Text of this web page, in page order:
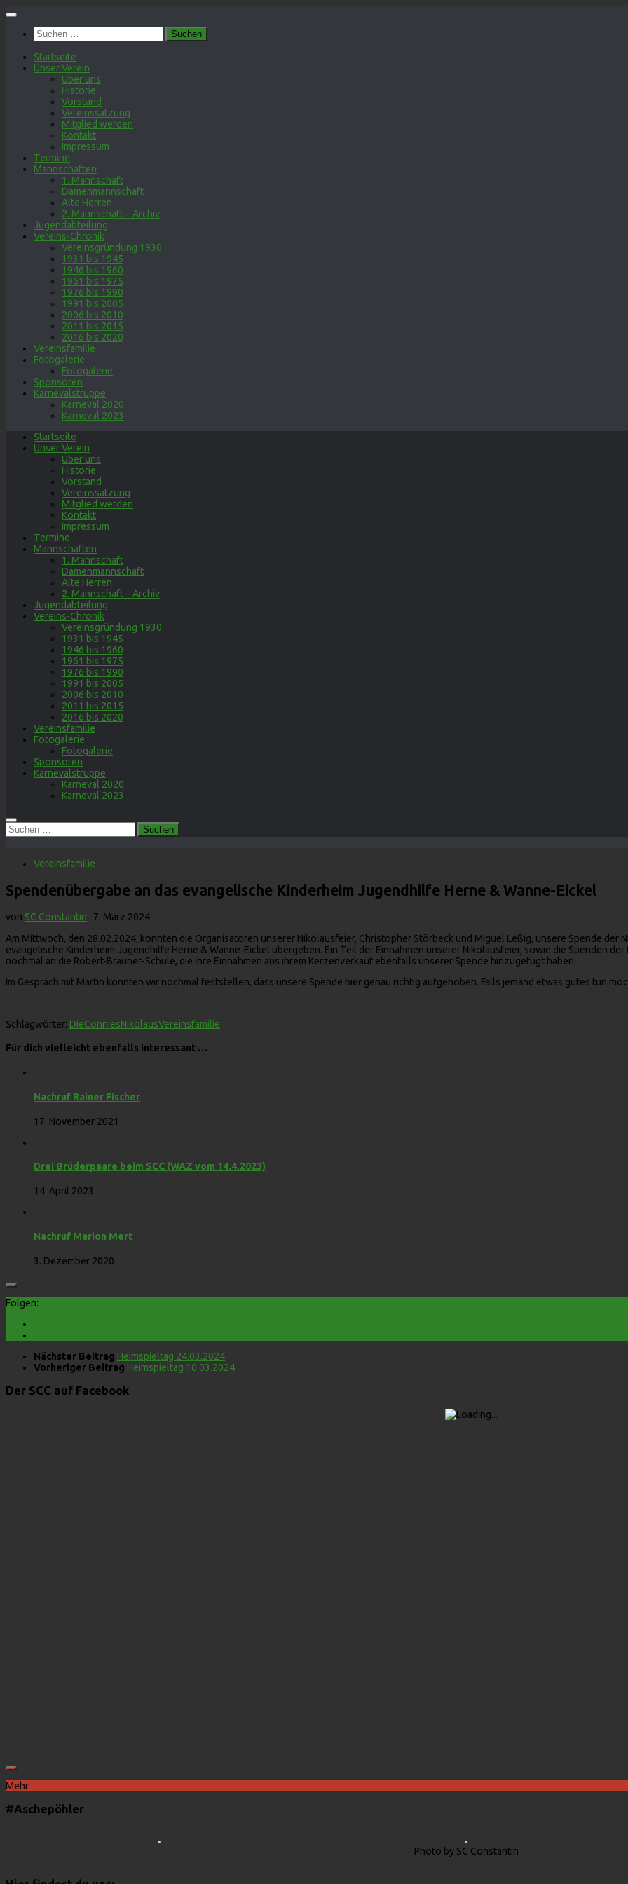
Zum
springenSuchen
nach:
Startseite
Unser Verein
Über uns
Historie
Vorstand
Vereinssatzung
Mitglied werden
Kontakt
Impressum
Termine
Mannschaften
1. Mannschaft
Damenmannschaft
Alte Herren
2. Mannschaft – Archiv
Jugendabteilung
Vereins-Chronik
Vereinsgründung 1930
1931 bis 1945
1946 bis 1960
1961 bis 1975
1976 bis 1990
1991 bis 2005
2006 bis 2010
2011 bis 2015
2016 bis 2020
Vereinsfamilie
Fotogalerie
Fotogalerie
Sponsoren
Karnevalstruppe
Karneval 2020
Karneval 2023
Startseite
Unser Verein
Über uns
Historie
Vorstand
Vereinssatzung
Mitglied werden
Kontakt
Impressum
Termine
Mannschaften
1. Mannschaft
Damenmannschaft
Alte Herren
2. Mannschaft – Archiv
Jugendabteilung
Vereins-Chronik
Vereinsgründung 1930
1931 bis 1945
1946 bis 1960
1961 bis 1975
1976 bis 1990
1991 bis 2005
2006 bis 2010
2011 bis 2015
2016 bis 2020
Vereinsfamilie
Fotogalerie
Fotogalerie
Sponsoren
Karnevalstruppe
Karneval 2020
Karneval 2023
Suchen
nach:
Vereinsfamilie
Spendenübergabe an das evangelische Kinderheim Jugendhilfe Herne & Wanne-Eickel
von SC Constantin · 7. März 2024
Am Mittwoch, den 28.02.2024, konnten die Organisatoren unserer Nikolausfeier, Christopher Störbeck und Miguel Leßig, unsere Spende
evangelische Kinderheim Jugendhilfe Herne & Wanne-Eickel übergeben. Ein Teil der Einnahmen unserer Nikolausfeier, sowie die Spenden
nochmal an die Robert-Brauner-Schule, die ihre Einnahmen aus ihrem Kerzenverkauf ebenfalls unserer Spende hinzugefügt haben.
Im Gespräch mit Martin konnten wir nochmal feststellen, dass unsere Spende hier genau richtig aufgehoben. Falls jemand etwas gutes tun
Schlagwörter: DieConniesNikolausVereinsfamilie
Für dich vielleicht ebenfalls interessant …
Nachruf Rainer Fischer
17. November 2021
Drei Brüderpaare beim SCC (WAZ vom 14.4.2023)
14. April 2023
Nachruf Marion Mert
3. Dezember 2020
Folgen:
Nächster Beitrag Heimspieltag 24.03.2024
Vorheriger Beitrag Heimspieltag 10.03.2024
Der SCC auf Facebook
Mehr
#Aschepöhler
Photo by SC Constantin